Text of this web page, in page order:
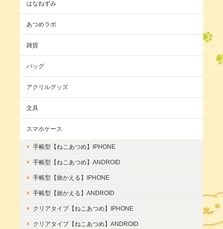
はなねずみ
あつめラボ
雑貨
バッグ
アクリルグッズ
文具
スマホケース
手帳型【ねこあつめ】IPHONE
手帳型【ねこあつめ】ANDROID
手帳型【旅かえる】IPHONE
手帳型【旅かえる】ANDROID
クリアタイプ【ねこあつめ】IPHONE
クリアタイプ【ねこあつめ】ANDROID